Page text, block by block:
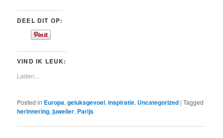
DEEL DIT OP:
VIND IK LEUK:
Laden...
Posted in Europa,geluksgevoel,inspiratie, Uncategorized |Tagged
herinnering,juwelier, Parijs